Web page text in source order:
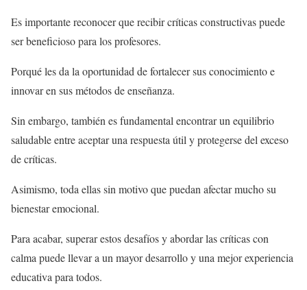
Es importante reconocer que recibir críticas constructivas puede
ser beneficioso para los profesores.
Porqué les da la oportunidad de fortalecer sus conocimiento e
innovar en sus métodos de enseñanza.
Sin embargo, también es fundamental encontrar un equilibrio
saludable entre aceptar una respuesta útil y protegerse del exceso
de críticas.
Asimismo, toda ellas sin motivo que puedan afectar mucho su
bienestar emocional.
Para acabar, superar estos desafíos y abordar las críticas con
calma puede llevar a un mayor desarrollo y una mejor experiencia
educativa para todos.